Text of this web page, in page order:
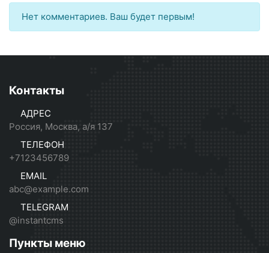
Нет комментариев. Ваш будет первым!
Контакты
АДРЕС
Россия, Москва, а/я 137
ТЕЛЕФОН
+7123456789
EMAIL
abc@example.com
TELEGRAM
@instantcms
Пункты меню